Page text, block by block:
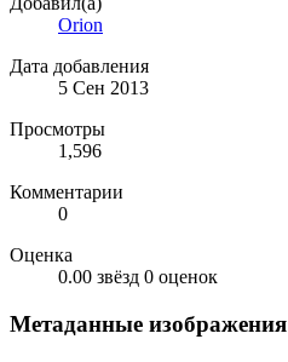
Orion
Дата добавления
5 Сен 2013
Просмотры
1,596
Комментарии
0
Оценка
0.00 звёзд 0 оценок
Метаданные изображения